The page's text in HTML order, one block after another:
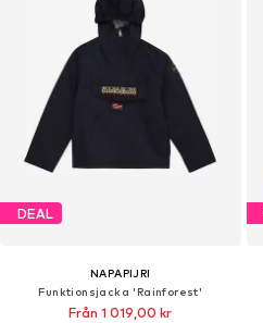
DEAL
NAPAPIJRI
Funktionsjacka 'Rainforest'
Från 1 019,00 kr